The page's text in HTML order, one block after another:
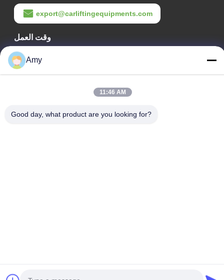
export@carliftingequipments.com
وقت العمل
09:00-18:00
عنواننا
Amy
11:46 AM
Good day, what product are you looking for?